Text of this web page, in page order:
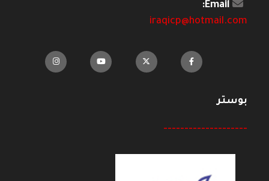
Email:
iraqicp@hotmail.com
بوستر
--------------------